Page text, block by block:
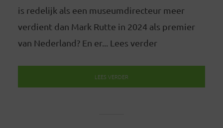
is redelijk als een museumdirecteur meer
verdient dan Mark Rutte in 2024 als premier
van Nederland? En er... Lees verder
LEES VERDER